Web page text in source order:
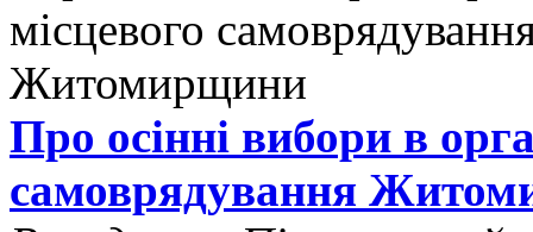
Про осінні вибори в
самоврядування